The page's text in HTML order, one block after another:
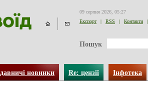
09 серпня 2026, 05:27
Експорт
| RSS | Контакти |
Пошук
новинки Re: цензії Інфотека